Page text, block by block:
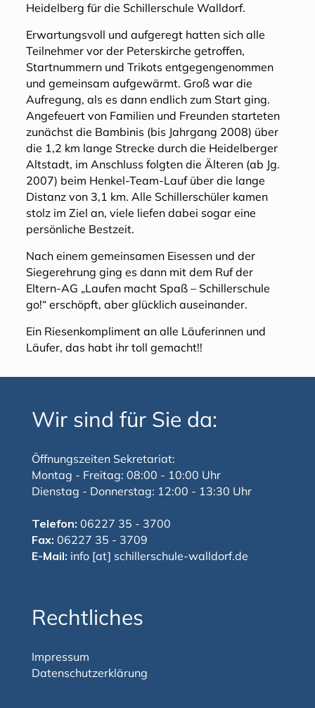
Heidelberg für die Schillerschule Walldorf.
Erwartungsvoll und aufgeregt hatten sich alle
Teilnehmer vor der Peterskirche getroffen,
Startnummern und Trikots entgegengenommen
und gemeinsam aufgewärmt. Groß war die
Aufregung, als es dann endlich zum Start ging.
Angefeuert von Familien und Freunden starteten
zunächst die Bambinis (bis Jahrgang 2008) über
die 1,2 km lange Strecke durch die Heidelberger
Altstadt, im Anschluss folgten die Älteren (ab Jg.
2007) beim Henkel-Team-Lauf über die lange
Distanz von 3,1 km. Alle Schillerschüler kamen
stolz im Ziel an, viele liefen dabei sogar eine
persönliche Bestzeit.
Nach einem gemeinsamen Eisessen und der
Siegerehrung ging es dann mit dem Ruf der
Eltern-AG „Laufen macht Spaß – Schillerschule
go!“ erschöpft, aber glücklich auseinander.
Ein Riesenkompliment an alle Läuferinnen und
Läufer, das habt ihr toll gemacht!!
Wir sind für Sie da:
Öffnungszeiten Sekretariat:
Montag - Freitag: 08:00 - 10:00 Uhr
Dienstag - Donnerstag: 12:00 - 13:30 Uhr
Telefon: 06227 35 - 3700
Fax: 06227 35 - 3709
E-Mail: info [at] schillerschule-walldorf.de
Rechtliches
Impressum
Datenschutzerklärung